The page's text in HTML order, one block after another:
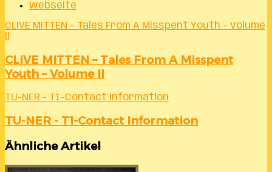
Webseite
CLIVE MITTEN – Tales From A Misspent Youth – Volume
CLIVE MITTEN – Tales From A Misspent
Youth – Volume II
TU-NER - T1-Contact Information
TU-NER - T1-Contact Information
Ähnliche Artikel